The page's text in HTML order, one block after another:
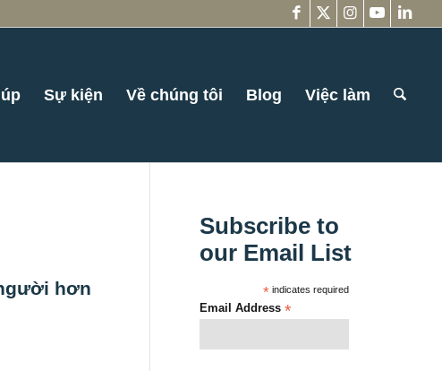
Sự kiện Về chúng tôi Blog Việc làm
hơn
Subscribe to
our Email List
* indicates required
Email Address*